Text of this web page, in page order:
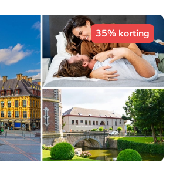
35% korting